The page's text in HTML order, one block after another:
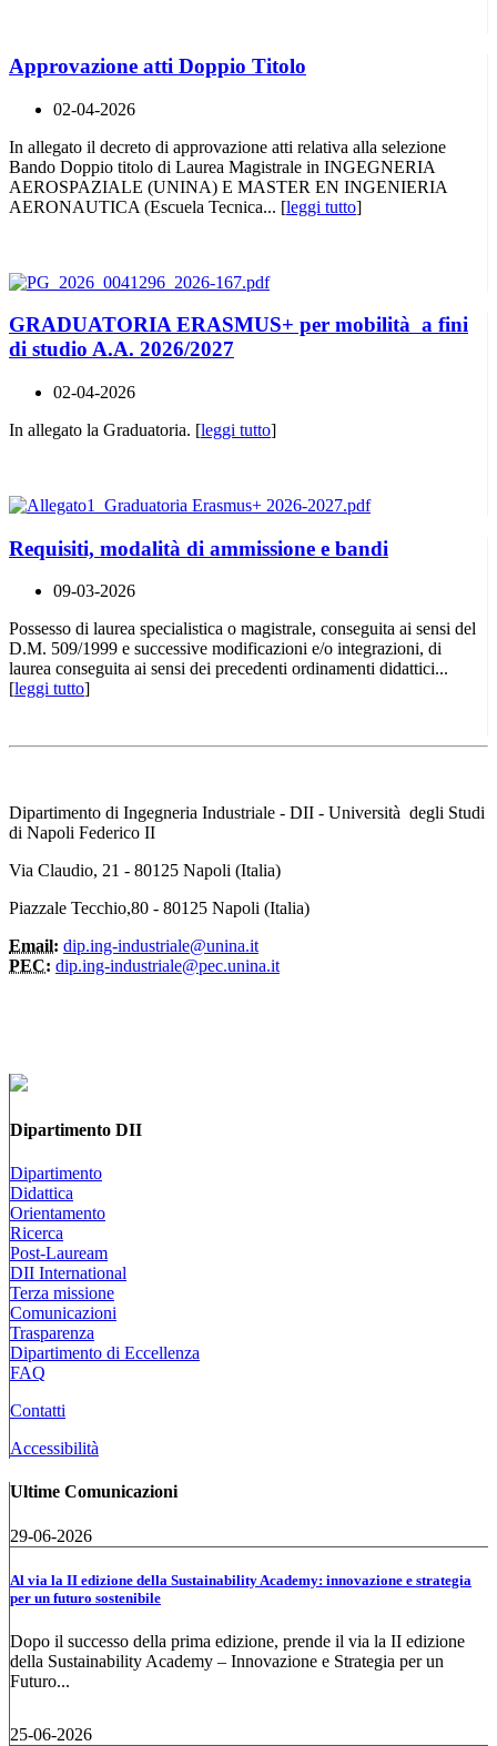
Approvazione atti Doppio Titolo
02-04-2026
In allegato il decreto di approvazione atti relativa alla selezione
Bando Doppio titolo di Laurea Magistrale in INGEGNERIA
AEROSPAZIALE (UNINA) E MASTER EN INGENIERIA
AERONAUTICA (Escuela Tecnica... [leggi tutto]
GRADUATORIA ERASMUS+ per mobilità a fini
di studio A.A. 2026/2027
02-04-2026
In allegato la Graduatoria. [leggi tutto]
Requisiti, modalità di ammissione e bandi
09-03-2026
Possesso di laurea specialistica o magistrale, conseguita ai sensi del
D.M. 509/1999 e successive modificazioni e/o integrazioni, di
laurea conseguita ai sensi dei precedenti ordinamenti didattici...
[leggi tutto]
Dipartimento di Ingegneria Industriale - DII - Università degli Studi
di Napoli Federico II
Via Claudio, 21 - 80125 Napoli (Italia)
Piazzale Tecchio,80 - 80125 Napoli (Italia)
Email: dip.ing-industriale@unina.it
PEC: dip.ing-industriale@pec.unina.it
Dipartimento DII
Dipartimento
Didattica
Orientamento
Ricerca
Post-Lauream
DII International
Terza missione
Comunicazioni
Trasparenza
Dipartimento di Eccellenza
FAQ
Contatti
Accessibilità
Ultime Comunicazioni
29-06-2026
Al via la II edizione della Sustainability Academy: innovazione e strategia
per un futuro sostenibile
Dopo il successo della prima edizione, prende il via la II edizione
della Sustainability Academy – Innovazione e Strategia per un
Futuro...
25-06-2026